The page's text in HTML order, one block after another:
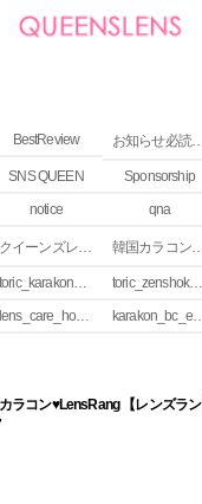
BestReview お知らせ必読
SNS QUEEN Sponsorship
notice qna
クイーンズレンズ カラコンコラム 韓国カラコ
toric_karakon_real_review toric_zenshoku_review
lens_care_houhou
ラコン♥LensRang 【レンズラ